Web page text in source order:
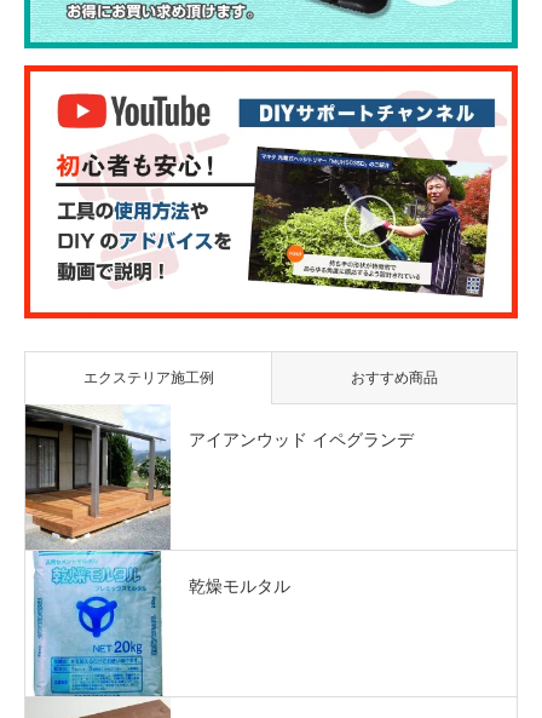
エクステリア施工例 おすすめ商品
アイアンウッド イペグランデ
乾燥モルタル